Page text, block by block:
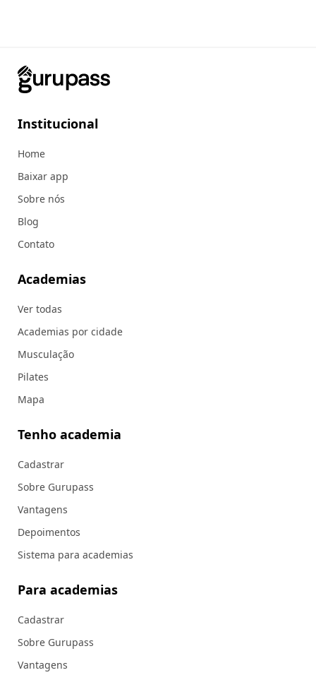
Institucional
Home
Baixar app
Sobre nós
Blog
Contato
Academias
Ver todas
Academias por cidade
Musculação
Pilates
Mapa
Tenho academia
Cadastrar
Sobre Gurupass
Vantagens
Depoimentos
Sistema para academias
Para academias
Cadastrar
Sobre Gurupass
Vantagens